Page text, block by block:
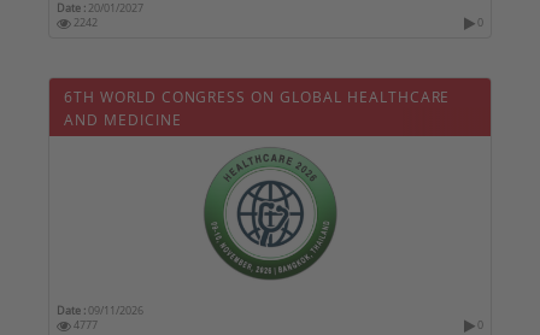
Date : 20/01/2027
2242
0
6TH WORLD CONGRESS ON GLOBAL HEALTHCARE
AND MEDICINE
Date :09/11/2026
4777
0